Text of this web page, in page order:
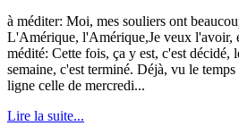
à méditer: Moi, mes souliers ont
L'Amérique, l'Amérique,Je veux l'avoir,
médité: Cette fois, ça y est, c'est décidé,
semaine, c'est terminé. Déjà, vu le
ligne celle de mercredi...
Lire la suite...